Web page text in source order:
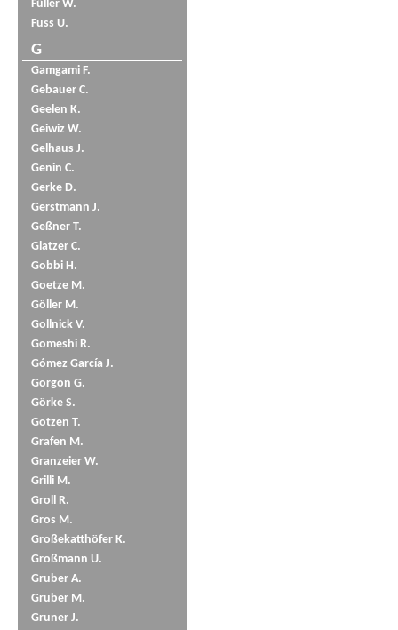
Füller W.
Fuss U.
G
Gamgami F.
Gebauer C.
Geelen K.
Geiwiz W.
Gelhaus J.
Genin C.
Gerke D.
Gerstmann J.
Geßner T.
Glatzer C.
Gobbi H.
Goetze M.
Göller M.
Gollnick V.
Gomeshi R.
Gómez García J.
Gorgon G.
Görke S.
Gotzen T.
Grafen M.
Granzeier W.
Grilli M.
Groll R.
Gros M.
Großekatthöfer K.
Großmann U.
Gruber A.
Gruber M.
Gruner J.